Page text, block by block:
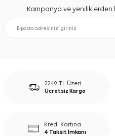
Kampanya ve
2249 TL Üzeri
Ücretsiz Kargo
Kredi Kartına
4 Taksit İmkanı